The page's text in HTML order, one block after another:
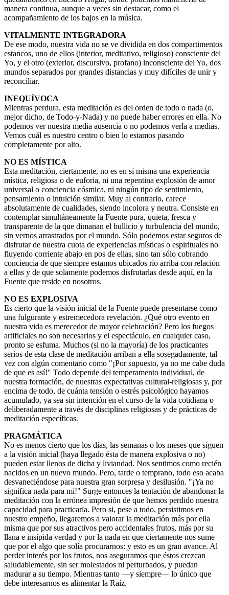
manera continua, aunque a veces sin destacar, como el
acompañamiento de los bajos en la música.
VITALMENTE INTEGRADORA
De ese modo, nuestra vida no se ve dividida en dos compartimentos
estancos, uno de ellos (interior, meditativo, religioso) consciente del
Yo, y el otro (exterior, discursivo, profano) inconsciente del Yo, dos
mundos separados por grandes distancias y muy difíciles de unir y
reconciliar.
INEQUÍVOCA
Mientras perdura, esta meditación es del orden de todo o nada (o,
mejor dicho, de Todo-y-Nada) y no puede haber errores en ella. No
podemos ver nuestra media ausencia o no podemos verla a medias.
Vemos cuál es nuestro centro o bien lo estamos pasando
completamente por alto.
NO ES MÍSTICA
Esta meditación, ciertamente, no es en sí misma una experiencia
mística, religiosa o de euforia, ni una repentina explosión de amor
universal o conciencia cósmica, ni ningún tipo de sentimiento,
pensamiento o intuición similar. Muy al contrario, carece
absolutamente de cualidades, siendo incolora y neutra. Consiste en
contemplar simultáneamente la Fuente pura, quieta, fresca y
transparente de la que dimanan el bullicio y turbulencia del mundo,
sin vernos arrastrados por el mundo. Sólo podemos estar seguros de
disfrutar de nuestra cuota de experiencias místicas o espirituales no
fluyendo corriente abajo en pos de ellas, sino tan sólo cobrando
conciencia de que siempre estamos ubicados río arriba con relación
a ellas y de que solamente podemos disfrutarlas desde aquí, en la
Fuente que reside en nosotros.
NO ES EXPLOSIVA
Es cierto que la visión inicial de la Fuente puede presentarse como
una fulgurante y estremecedora revelación. ¿Qué otro evento en
nuestra vida es merecedor de mayor celebración? Pero los fuegos
artificiales no son necesarios y el espectáculo, en cualquier caso,
pronto se esfuma. Muchos (si no la mayoría) de los practicantes
serios de esta clase de meditación arriban a ella sosegadamente, tal
vez con algún comentario como "¡Por supuesto, ya no me cabe duda
de que es así!" Todo depende del temperamento individual, de
nuestra formación, de nuestras expectativas cultural-religiosas y, por
encima de todo, de cuánta tensión o estrés psicológico hayamos
acumulado, ya sea sin intención en el curso de la vida cotidiana o
deliberadamente a través de disciplinas religiosas y de prácticas de
meditación específicas.
PRAGMÁTICA
No es menos cierto que los días, las semanas o los meses que siguen
a la visión inicial (haya llegado ésta de manera explosiva o no)
pueden estar llenos de dicha y liviandad. Nos sentimos como recién
nacidos en un nuevo mundo. Pero, tarde o temprano, todo eso acaba
desvaneciéndose para nuestra gran sorpresa y desilusión. "¡Ya no
significa nada para mí!" Surge entonces la tentación de abandonar la
meditación con la errónea impresión de que hemos perdido nuestra
capacidad para practicarla. Pero si, pese a todo, persistimos en
nuestro empeño, llegaremos a valorar la meditación más por ella
misma que por sus atractivos pero accidentales frutos, más por su
llana e insípida verdad y por la nada en que ciertamente nos sume
que por el algo que solía procurarnos: y esto es un gran avance. Al
perder interés por los frutos, nos aseguramos que éstos crezcan
saludablemente, sin ser molestados ni perturbados, y puedan
madurar a su tiempo. Mientras tanto —y siempre— lo único que
debe interesarnos es alimentar la Raíz.